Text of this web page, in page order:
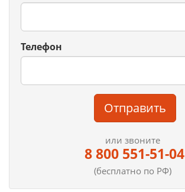
Телефон
Отправить
или звоните
8 800 551-51-04
(бесплатно по РФ)